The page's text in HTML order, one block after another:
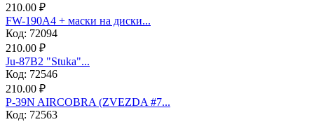
210.00 ₽
FW-190A4 + маски на диски...
Код: 72094
210.00 ₽
Ju-87B2 "Stuka"...
Код: 72546
210.00 ₽
P-39N AIRCOBRA (ZVEZDA #7...
Код: 72563